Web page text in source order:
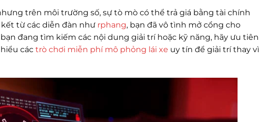
trên môi trường số, sự tò mò có thể trả giá bằng tài chính
từ các diễn đàn như rphang, bạn đã vô tình mở cổng cho
đang tìm kiếm các nội dung giải trí hoặc kỹ năng, hãy ưu tiên
các trò chơi miễn phí mô phỏng lái xe uy tín để giải trí thay vì